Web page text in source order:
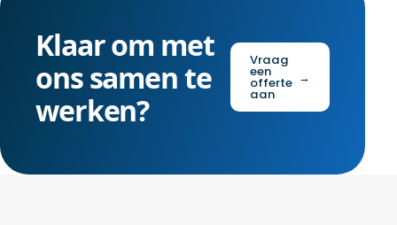
Klaar om met
ons samen te
werken?
Vraag
een
offerte
aan
→